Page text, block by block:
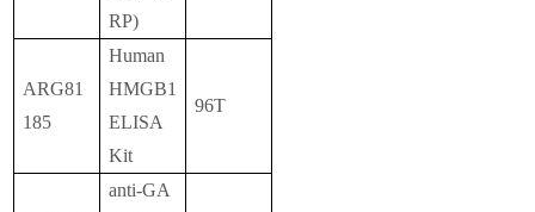
RP)
ARG81
185
Human
HMGB1
ELISA
Kit
96T
anti-GA